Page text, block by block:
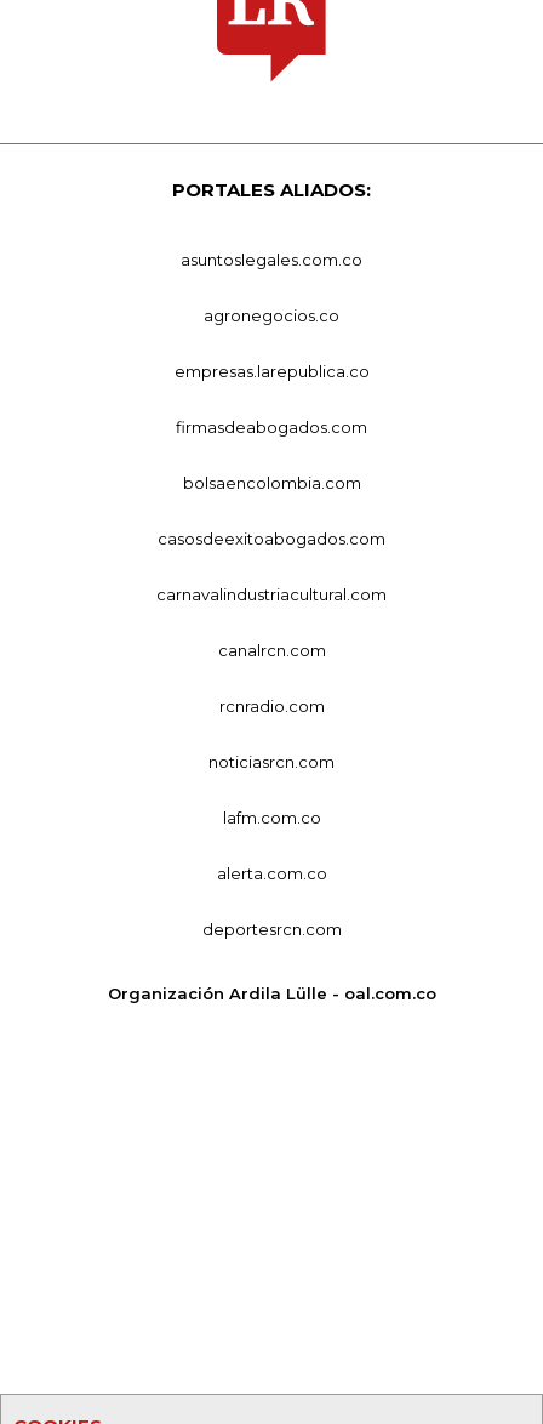
PORTALES ALIADOS:
asuntoslegales.com.co
agronegocios.co
empresas.larepublica.co
firmasdeabogados.com
bolsaencolombia.com
casosdeexitoabogados.com
carnavalindustriacultural.com
canalrcn.com
rcnradio.com
noticiasrcn.com
lafm.com.co
alerta.com.co
deportesrcn.com
Organización Ardila Lülle - oal.com.co